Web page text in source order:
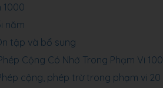
1000
năm
tập và bổ sung
Cộng Có Nhớ Trong Phạm Vi 100
cộng, phép trừ trong phạm vi 20